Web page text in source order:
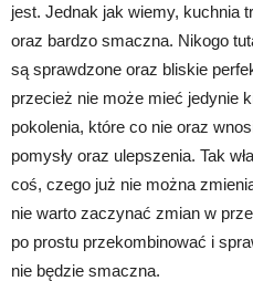
jest. Jednak jak wiemy, kuchnia
oraz bardzo smaczna. Nikogo
są sprawdzone oraz bliskie
przecież nie może mieć jedynie
pokolenia, które co nie oraz
pomysły oraz ulepszenia. Tak
coś, czego już nie można
nie warto zaczynać zmian w
po prostu przekombinować i
nie będzie smaczna.